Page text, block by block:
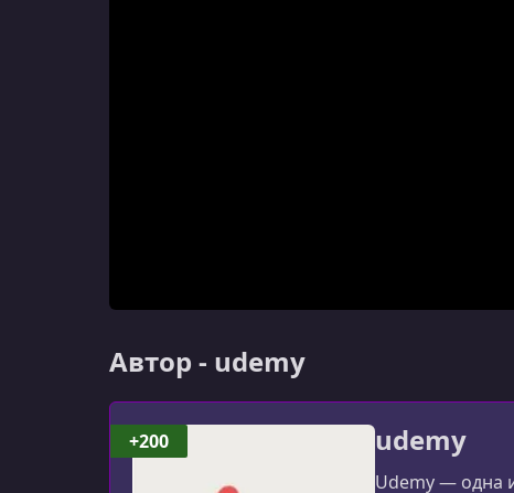
Автор - udemy
udemy
Udemy — одна
+200